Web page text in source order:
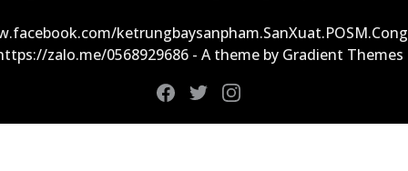
zalo.me/0568929686 - A theme by Gradient